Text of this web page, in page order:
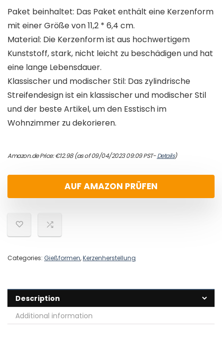
Paket beinhaltet: Das Paket enthält eine Kerzenform
mit einer Größe von 11,2 * 6,4 cm.
Material: Die Kerzenform ist aus hochwertigem
Kunststoff, stark, nicht leicht zu beschädigen und hat
eine lange Lebensdauer.
Klassischer und modischer Stil: Das zylindrische
Streifendesign ist ein klassischer und modischer Stil
und der beste Artikel, um den Esstisch im
Wohnzimmer zu dekorieren.
Amazon.de Price:€12.98(as of 09/04/2023 09:09 PST-Details)
AUF AMAZON PRÜFEN
Categories: Gießformen,Kerzenherstellung
Description
Additional information